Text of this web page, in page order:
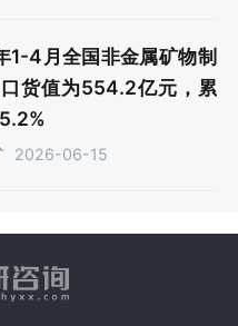
1-4月全国非金属矿物制
货值为554.2亿元，累
2026-06-15